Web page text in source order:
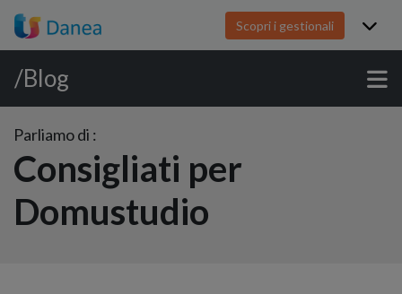
Scopri i gestionali
/Blog
Parliamo di :
Consigliati per
Domustudio